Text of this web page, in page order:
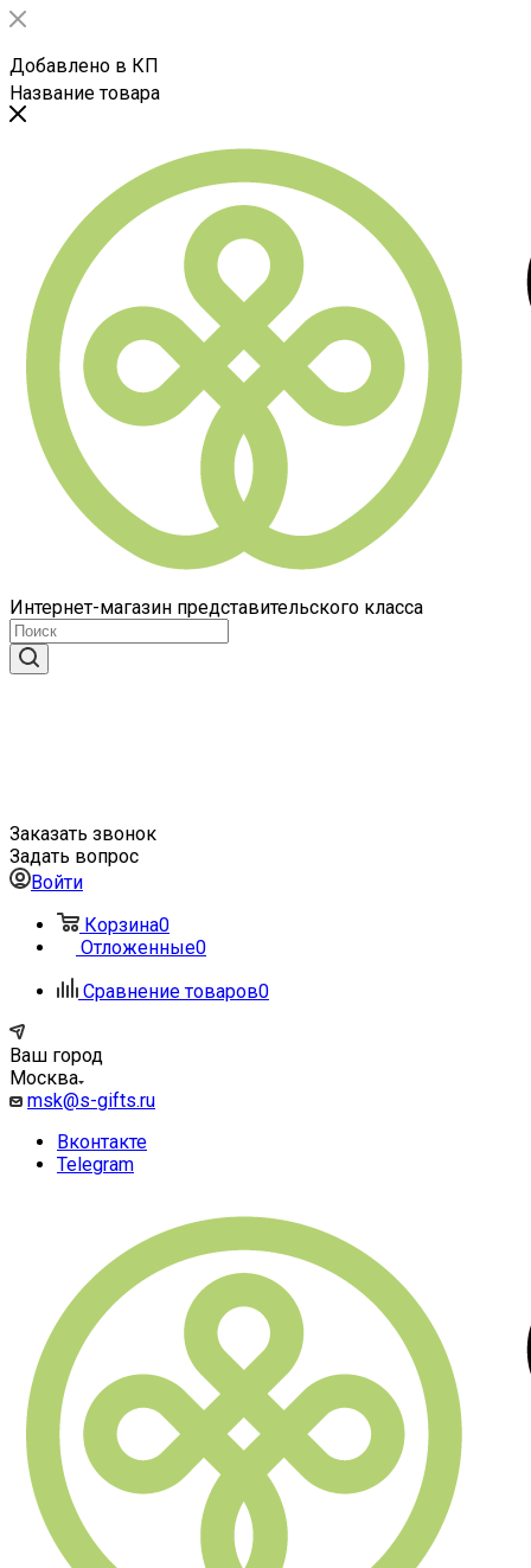
Добавлено в КП
Название товара
Интернет-магазин представительского класса
Заказать звонок
Задать вопрос
Войти
Корзина0
Отложенные0
Сравнение товаров0
Ваш город
Москва
msk@s-gifts.ru
Вконтакте
Telegram